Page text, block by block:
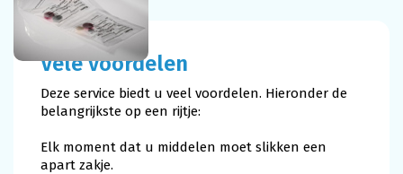
Vele voordelen
Deze service biedt u veel voordelen. Hieronder de
belangrijkste op een rijtje:
Elk moment dat u middelen moet slikken een
apart zakje.